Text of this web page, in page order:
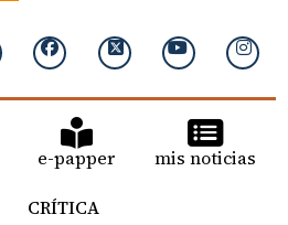
e-papper mis noticias
CRÍTICA